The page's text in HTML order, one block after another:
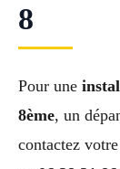
8
Pour une
8ème, un
contactez votre